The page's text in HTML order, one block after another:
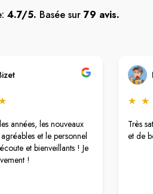
4.7/5. Basée sur 79 avis.
années, les nouveaux
et le personnel
et bienveillants ! Je
!
★ ★
Très
et de